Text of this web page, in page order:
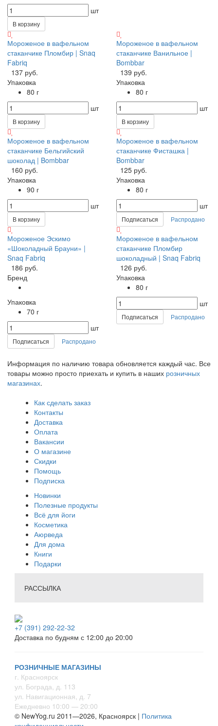
шт
В корзину
Мороженое в вафельном
стаканчике Пломбир | Snaq
Fabriq
137 руб.
Упаковка
80 г
шт
В корзину
Мороженое в вафельном
стаканчике Ванильное |
Bombbar
139 руб.
Упаковка
80 г
шт
В корзину
Мороженое в вафельном
стаканчике Бельгийский
шоколад | Bombbar
160 руб.
Упаковка
90 г
шт
В корзину
Мороженое в вафельном
стаканчике Фисташка |
Bombbar
125 руб.
Упаковка
80 г
шт
Подписаться Распродано
Мороженое Эскимо
«Шоколадный Брауни» |
Snaq Fabriq
186 руб.
Бренд
Упаковка
70 г
шт
Подписаться Распродано
Мороженое в вафельном
стаканчике Пломбир
шоколадный | Snaq Fabriq
126 руб.
Упаковка
80 г
шт
Подписаться Распродано
Информация по наличию товара обновляется каждый час. Все
товары можно просто приехать и купить в наших розничных
магазинах.
Как сделать заказ
Контакты
Доставка
Оплата
Вакансии
О магазине
Скидки
Помощь
Подписка
Новинки
Полезные продукты
Всё для йоги
Косметика
Аюрведа
Для дома
Книги
Подарки
РАССЫЛКА
+7 (391) 292-22-32
Доставка по будням с 12:00 до 20:00
РОЗНИЧНЫЕ МАГАЗИНЫ
г. Красноярск
ул. Бограда, д. 113
ул. Навигационная, д. 7
Ежедневно 10:00 — 20:00
© NewYog.ru 2011—2026, Красноярск | Политика